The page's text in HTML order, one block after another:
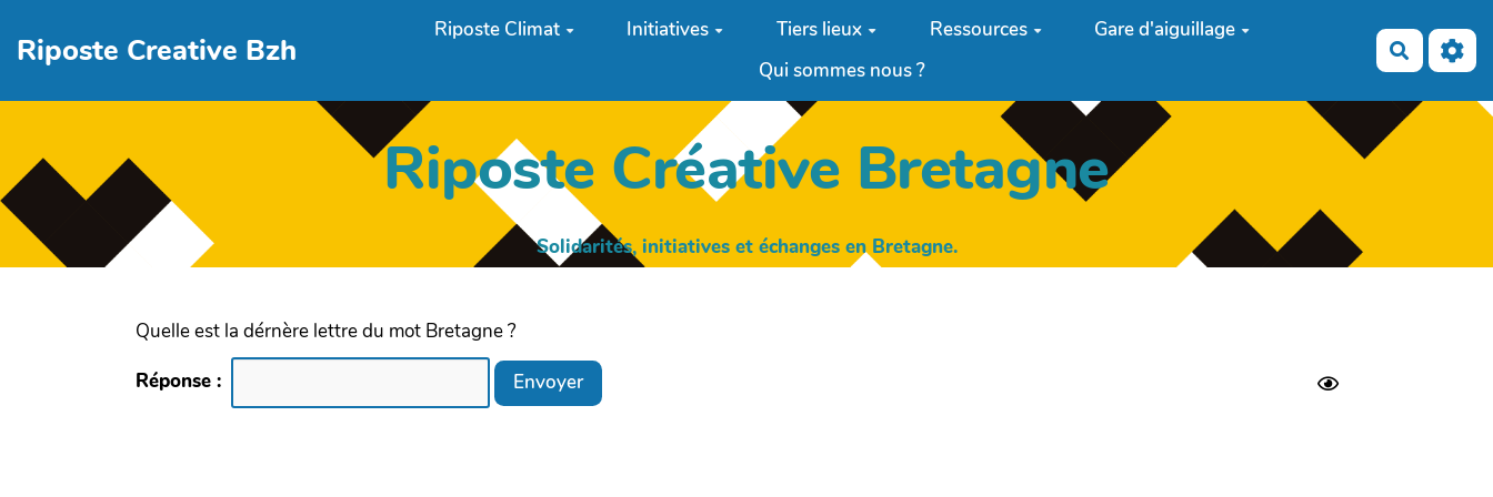
Riposte Creative Bzh
Riposte Climat Initiatives Tiers lieux Ressources
Gare d'aiguillage
Qui sommes nous ?
Riposte Créative Bretagne
Solidarités, initiatives et échanges en Bretagne.
Quelle est la dérnère lettre du mot Bretagne ?
Réponse :
Envoyer